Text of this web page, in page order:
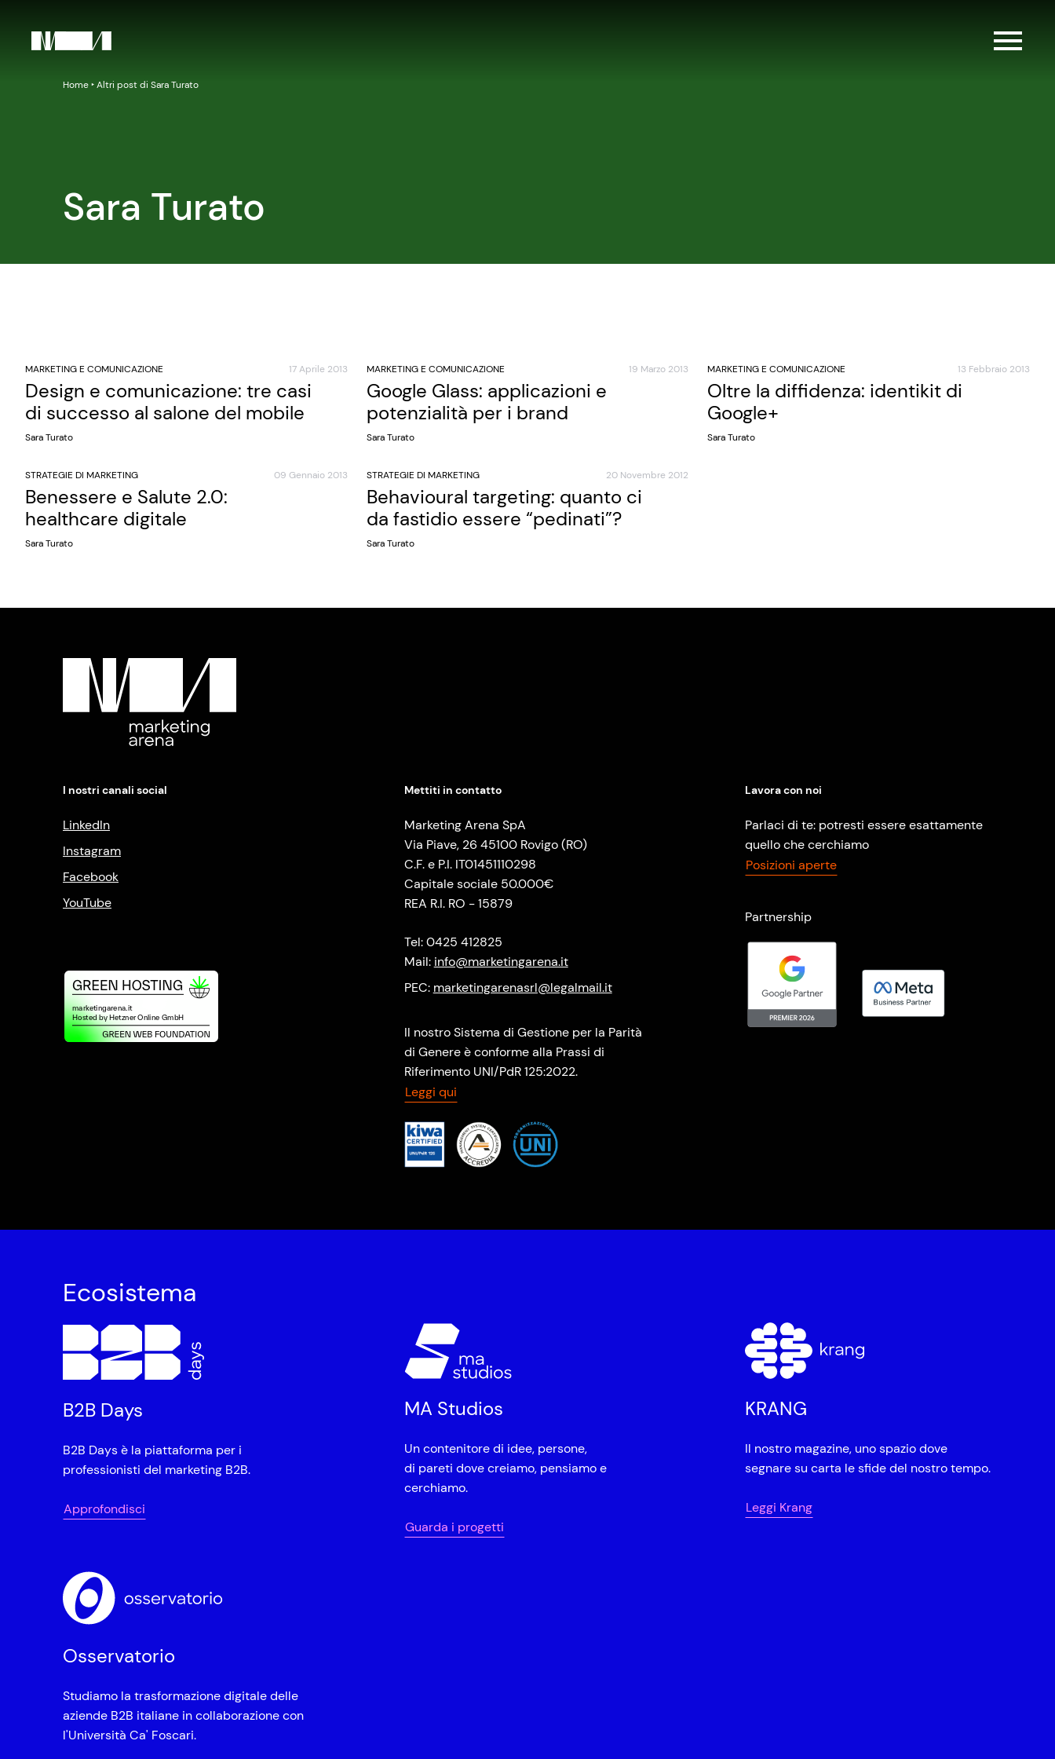
Home‣Altri post di Sara Turato
Sara Turato
MARKETING E COMUNICAZIONE 17 Aprile 2013
Design e comunicazione: tre casi
di successo al salone del mobile
Sara Turato
MARKETING E COMUNICAZIONE 19 Marzo 2013
Google Glass: applicazioni e
potenzialità per i brand
Sara Turato
MARKETING E COMUNICAZIONE 13 Febbraio 2013
Oltre la diffidenza: identikit di
Google+
Sara Turato
STRATEGIE DI MARKETING 09 Gennaio 2013
Benessere e Salute 2.0:
healthcare digitale
Sara Turato
STRATEGIE DI MARKETING 20 Novembre 2012
Behavioural targeting: quanto ci
da fastidio essere “pedinati”?
Sara Turato
I nostri canali social
LinkedIn
Instagram
Facebook
YouTube
Mettiti in contatto
Marketing Arena SpA
Via Piave, 26 45100 Rovigo (RO)
C.F. e P.I. IT01451110298
Capitale sociale 50.000€
REA R.I. RO - 15879
Tel: 0425 412825
Mail: info@marketingarena.it
PEC: marketingarenasrl@legalmail.it
Il nostro Sistema di Gestione per la Parità
di Genere è conforme alla Prassi di
Riferimento UNI/PdR 125:2022.
Leggi qui
Lavora con noi
Parlaci di te: potresti essere esattamente
quello che cerchiamo
Posizioni aperte
Partnership
Ecosistema
B2B Days
B2B Days è la piattaforma per i
professionisti del marketing B2B.
Approfondisci
Osservatorio
Studiamo la trasformazione digitale delle
aziende B2B italiane in collaborazione con
l'Università Ca' Foscari.
MA Studios
Un contenitore di idee, persone,
di pareti dove creiamo, pensiamo e
cerchiamo.
Guarda i progetti
KRANG
Il nostro magazine, uno spazio dove
segnare su carta le sfide del nostro tempo.
Leggi Krang